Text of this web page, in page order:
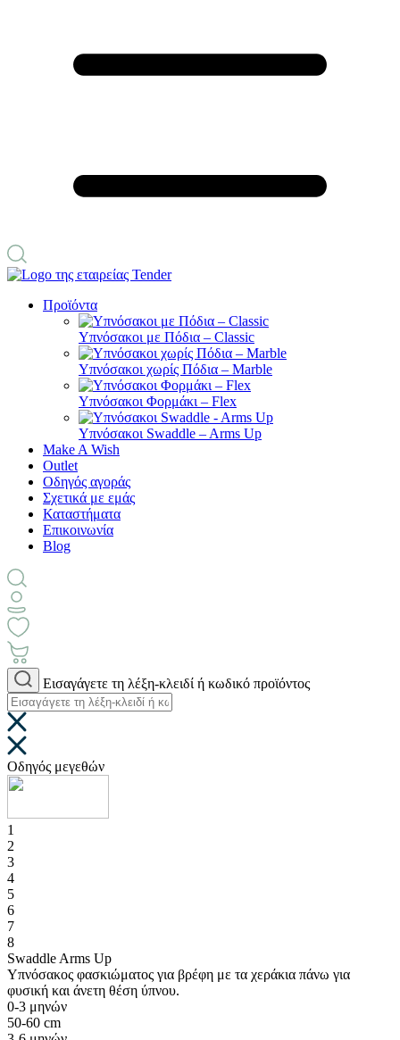
Προϊόντα
Υπνόσακοι με Πόδια – Classic
Υπνόσακοι χωρίς Πόδια – Marble
Υπνόσακοι Φορμάκι – Flex
Υπνόσακοι Swaddle – Arms Up
Make A Wish
Outlet
Οδηγός αγοράς
Σχετικά με εμάς
Καταστήματα
Επικοινωνία
Blog
Εισαγάγετε τη λέξη-κλειδί ή κωδικό προϊόντος
Οδηγός μεγεθών
1
2
3
4
5
6
7
8
Swaddle Arms Up
Υπνόσακος φασκιώματος για βρέφη με τα χεράκια πάνω για
φυσική και άνετη θέση ύπνου.
0-3 μηνών
50-60 cm